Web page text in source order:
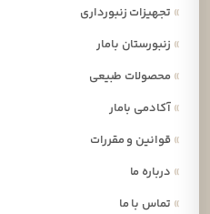
»تجهیزات زنبورداری
»زنبورستان بامار
»محصولات طبیعی
»آکادمی بامار
»قوانین و مقررات
»درباره ما
»تماس با ما